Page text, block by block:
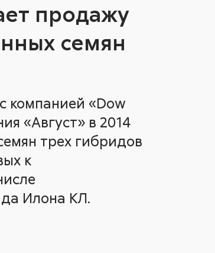
продажу
семян
компанией «Dow
«Август» в 2014
трех гибридов
к
Илона КЛ.